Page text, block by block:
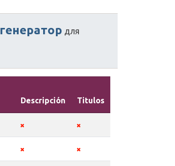
генератор для
Descripción Titulos